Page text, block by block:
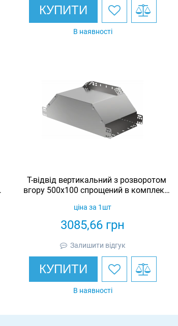
КУПИТИ
В наявності
Т-відвід вертикальний з розворотом
вгору 500х100 спрощений в комплекті
3085,66 грн
ціна за 1шт
Залишити відгук
КУПИТИ
В наявності